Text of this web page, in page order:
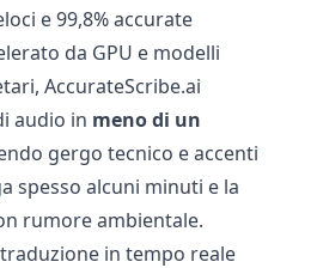
e 99,8% accurate
da GPU e modelli
AccurateScribe.ai
audio in meno di un
gergo tecnico e accenti
spesso alcuni minuti e la
rumore ambientale.
in tempo reale